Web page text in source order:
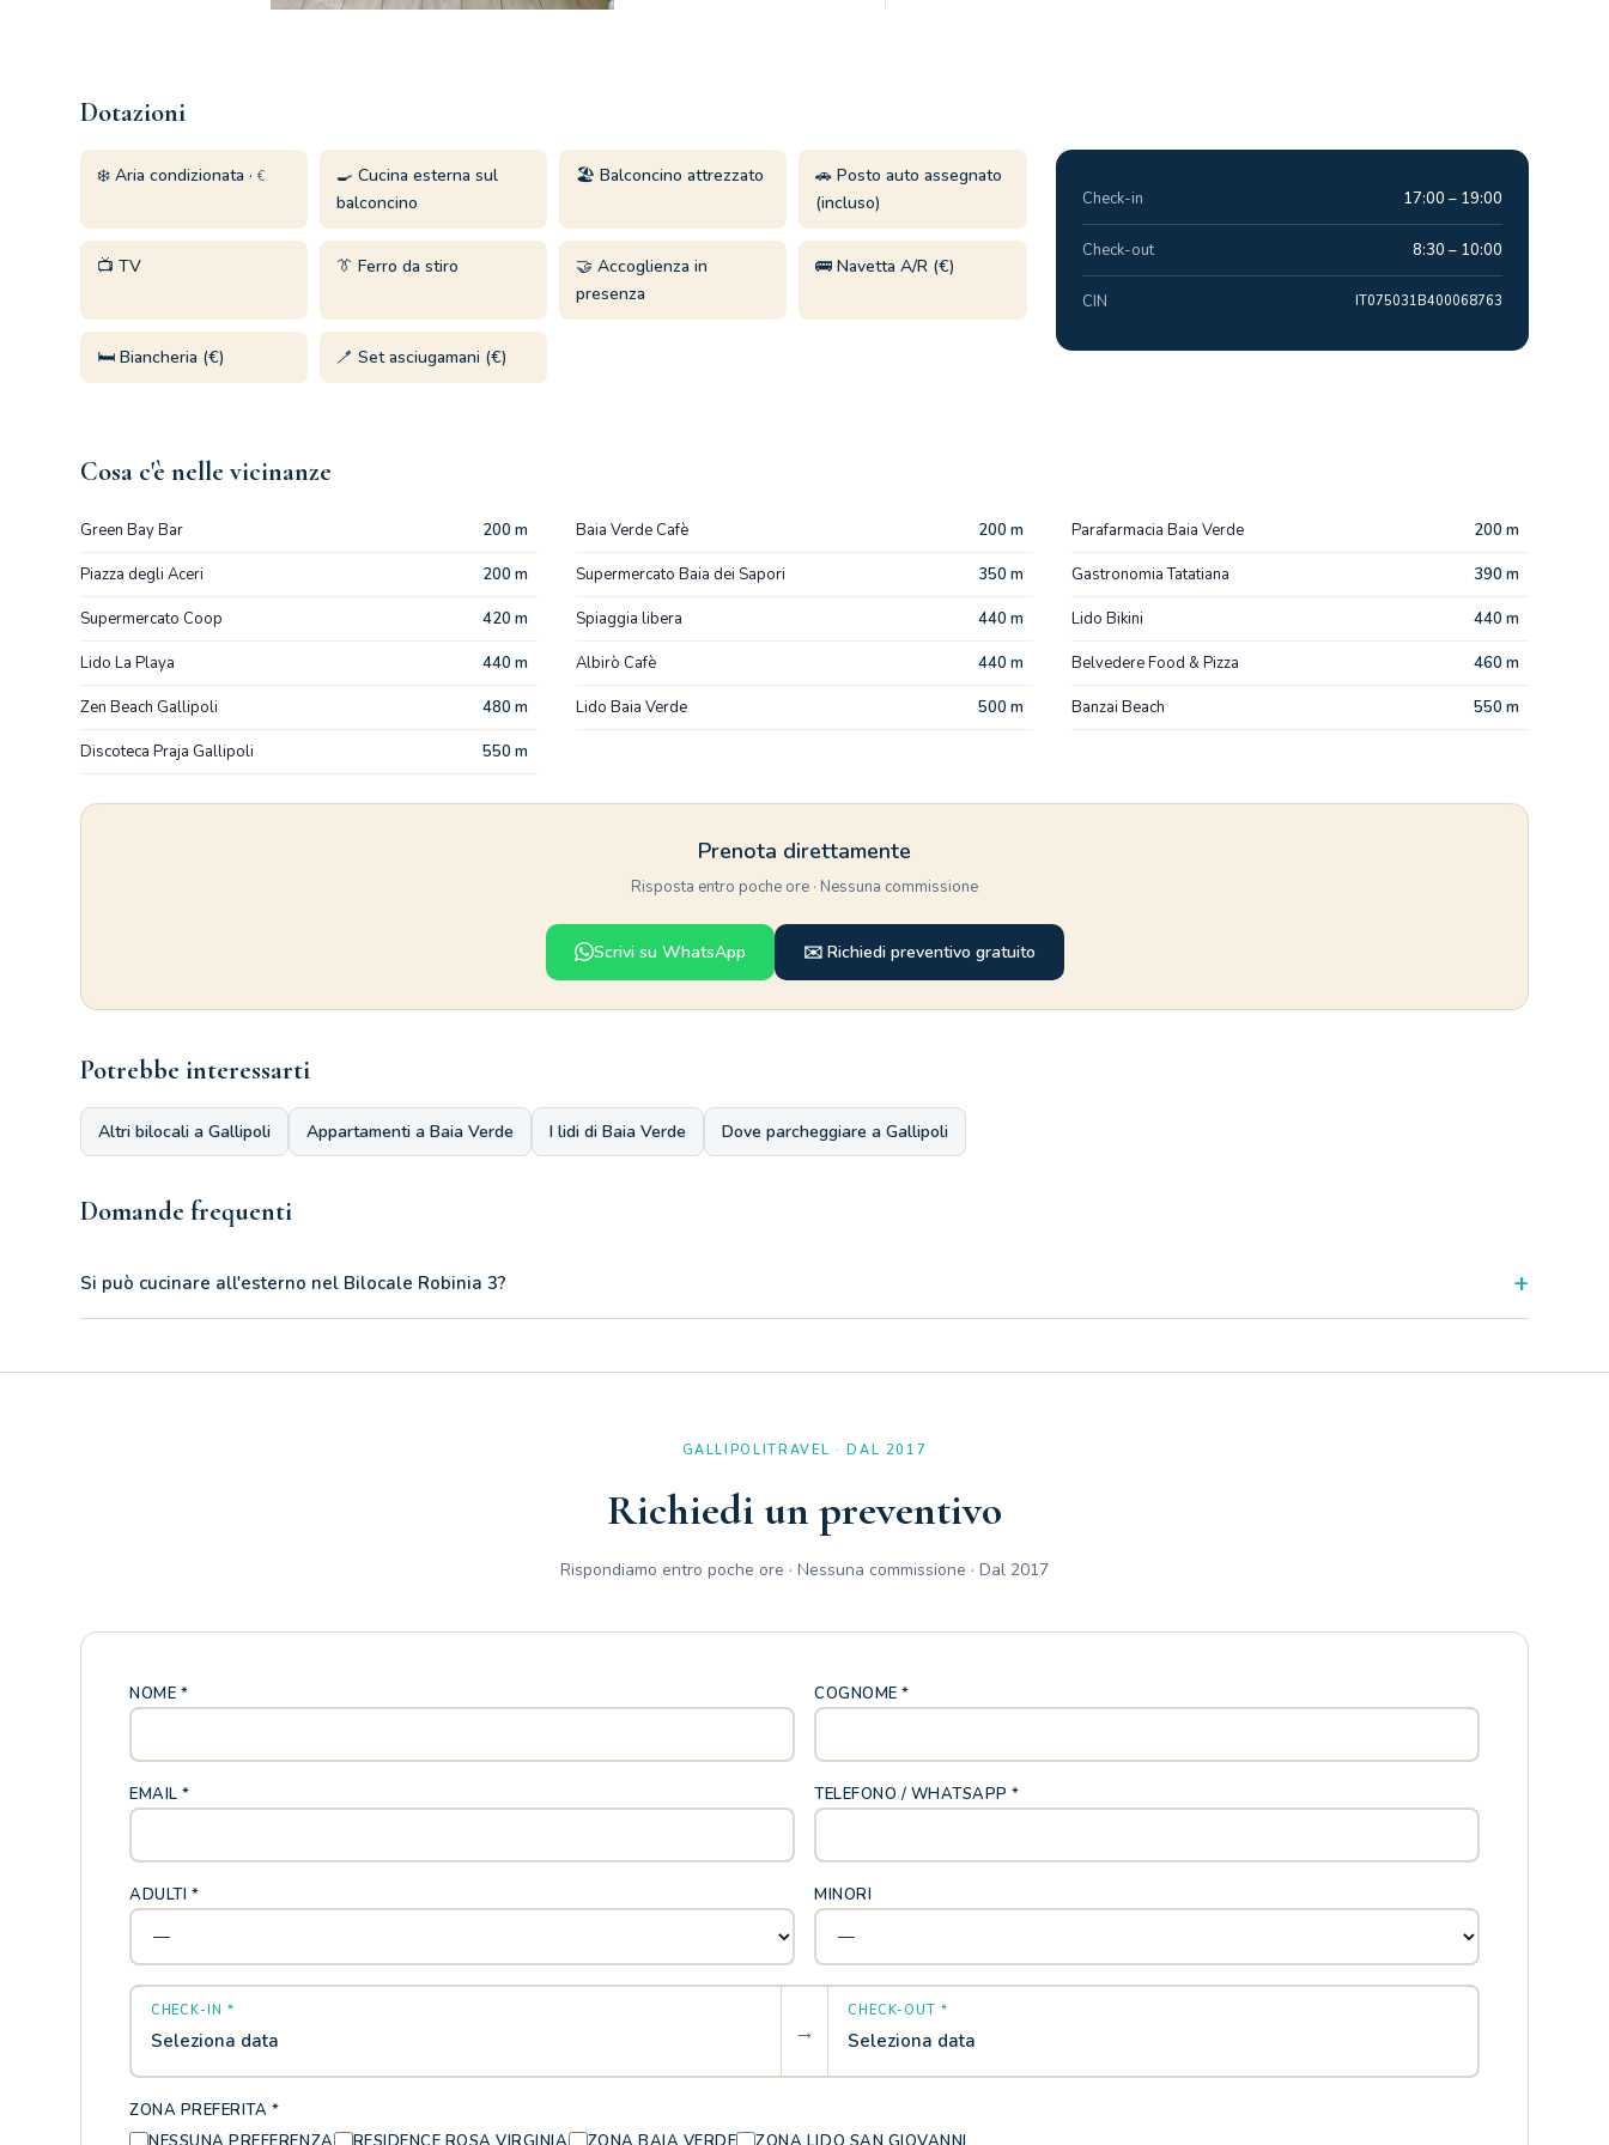
Dotazioni
❄️ Aria condizionata ·€
🍳 Cucina esterna sul
balconcino
🏖️ Balconcino attrezzato
🚗 Posto auto assegnato
(incluso)
📺 TV 👔 Ferro da stiro
🤝 Accoglienza in
presenza
🚌 Navetta A/R (€)
🛏️ Biancheria (€) 🪥 Set asciugamani (€)
Check-in 17:00 – 19:00
Check-out 8:30 – 10:00
CIN IT075031B400068763
Cosa c'è nelle vicinanze
Green Bay Bar 200 m Baia Verde Cafè 200 m Parafarmacia Baia Verde 200 m
Piazza degli Aceri 200 m Supermercato Baia dei Sapori 350 m Gastronomia Tatatiana 390 m
Supermercato Coop 420 m Spiaggia libera 440 m Lido Bikini 440 m
Lido La Playa 440 m Albirò Cafè 440 m Belvedere Food & Pizza 460 m
Zen Beach Gallipoli 480 m Lido Baia Verde 500 m Banzai Beach 550 m
Discoteca Praja Gallipoli 550 m
Prenota direttamente
Risposta entro poche ore · Nessuna commissione
Scrivi su WhatsApp ✉️ Richiedi preventivo gratuito
Potrebbe interessarti
Altri bilocali a Gallipoli Appartamenti a Baia Verde I lidi di Baia Verde Dove parcheggiare a Gallipoli
Domande frequenti
Si può cucinare all'esterno nel Bilocale Robinia 3? +
GALLIPOLITRAVEL · DAL 2017
Richiedi un preventivo
Rispondiamo entro poche ore · Nessuna commissione · Dal 2017
NOME * COGNOME *
EMAIL * TELEFONO / WHATSAPP *
ADULTI * MINORI
CHECK-IN *
Seleziona data →
CHECK-OUT *
Seleziona data
ZONA PREFERITA *